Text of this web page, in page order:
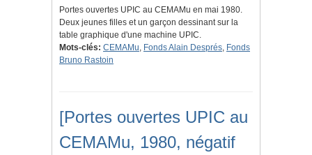
Portes ouvertes UPIC au CEMAMu en mai 1980.
Deux jeunes filles et un garçon dessinant sur la
table graphique d'une machine UPIC.
Mots-clés: CEMAMu, Fonds Alain Després, Fonds
Bruno Rastoin
[Portes ouvertes UPIC au
CEMAMu, 1980, négatif